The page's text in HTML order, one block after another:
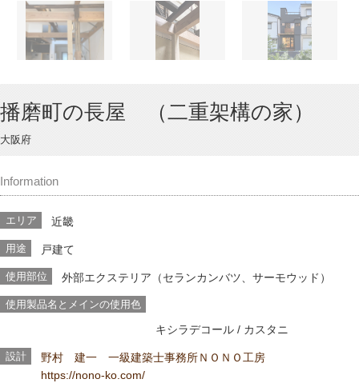
播磨町の長屋 （二重架構の家）
大阪府
Information
エリア 近畿
用途 戸建て
使用部位 外部エクステリア（セランカンバツ、サーモウッド）
使用製品名とメインの使用色
キシラデコール / カスタニ
設計
野村 建一 一級建築士事務所ＮＯＮＯ工房
https://nono-ko.com/